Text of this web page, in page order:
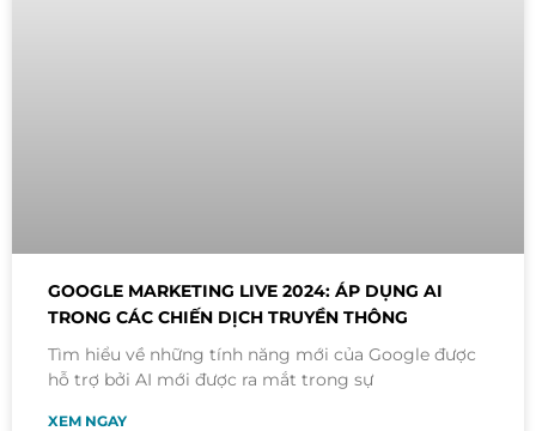
GOOGLE MARKETING LIVE 2024: ÁP DỤNG AI
TRONG CÁC CHIẾN DỊCH TRUYỀN THÔNG
Tìm hiểu về những tính năng mới của Google được
hỗ trợ bởi AI mới được ra mắt trong sự
XEM NGAY